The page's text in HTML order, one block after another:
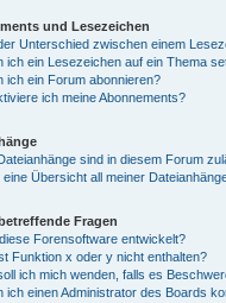
und Lesezeichen
Unterschied zwischen einem
ich ein Lesezeichen auf ein Thema
ich ein Forum abonnieren?
ich meine Abonnements?
sind in diesem Forum
eine Übersicht all meiner
Fragen
Forensoftware entwickelt?
Funktion x oder y nicht enthalten?
ich mich wenden, falls es
ich einen Administrator des Boards